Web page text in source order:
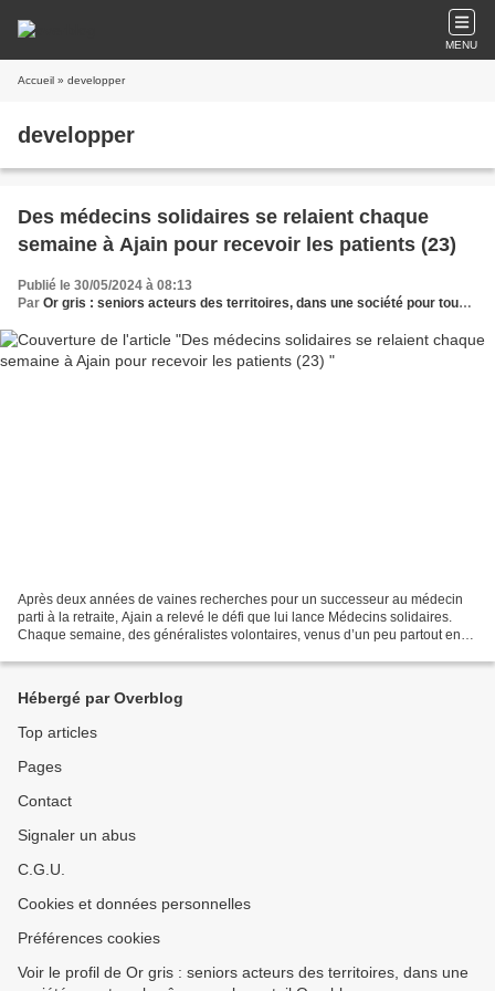
MENU
Accueil » developper
developper
Des médecins solidaires se relaient chaque
semaine à Ajain pour recevoir les patients (23)
Publié le 30/05/2024 à 08:13
Par Or gris : seniors acteurs des territoires, dans une société pour tous les âges
Après deux années de vaines recherches pour un successeur au médecin
parti à la retraite, Ajain a relevé le défi que lui lance Médecins solidaires.
Chaque semaine, des généralistes volontaires, venus d’un peu partout en
Hébergé par Overblog
Top articles
Pages
Contact
Signaler un abus
C.G.U.
Cookies et données personnelles
Préférences cookies
Voir le profil de Or gris : seniors acteurs des territoires, dans une